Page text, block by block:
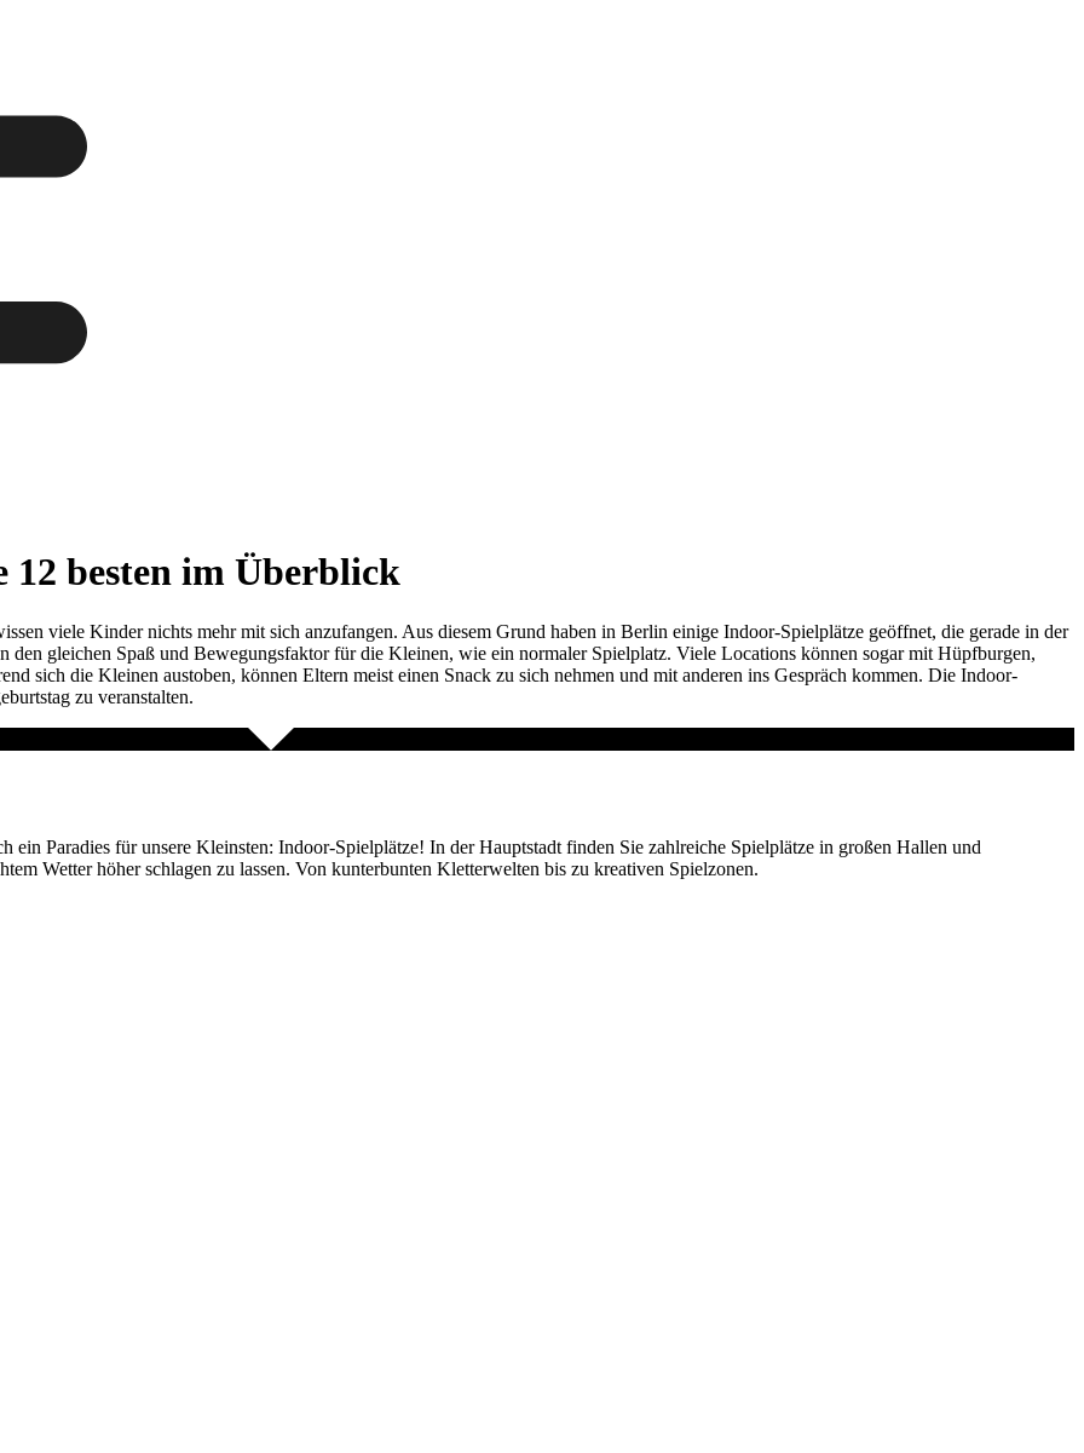
besten im Überblick
viele Kinder nichts mehr mit sich anzufangen. Aus diesem Grund haben in Berlin einige Indoor-Spielplätze geöffnet, die gerade in der
den gleichen Spaß und Bewegungsfaktor für die Kleinen, wie ein normaler Spielplatz. Viele Locations können sogar mit Hüpfburgen,
sich die Kleinen austoben, können Eltern meist einen Snack zu sich nehmen und mit anderen ins Gespräch kommen. Die Indoor-
zu veranstalten.
Paradies für unsere Kleinsten: Indoor-Spielplätze! In der Hauptstadt finden Sie zahlreiche Spielplätze in großen Hallen und
Wetter höher schlagen zu lassen. Von kunterbunten Kletterwelten bis zu kreativen Spielzonen.